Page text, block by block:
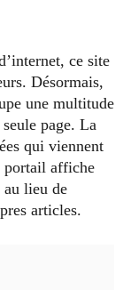
ce site
Désormais,
une multitude
page. La
qui viennent
portail affiche
au lieu de
articles.